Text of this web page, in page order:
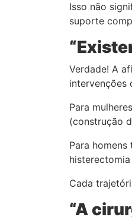
Isso não
suporte
Verdade! A
intervenções
Para
(construção
Para
Cada
“A